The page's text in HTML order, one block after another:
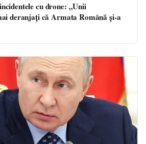
cu drone: „Unii
deranjați că Armata Română și-a